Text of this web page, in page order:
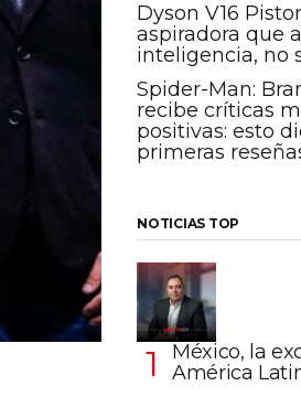
Dyson V16
aspiradora que
inteligencia, no
Spider-Man:
recibe críticas
positivas: esto
primeras
NOTICIAS TOP
México, la
América